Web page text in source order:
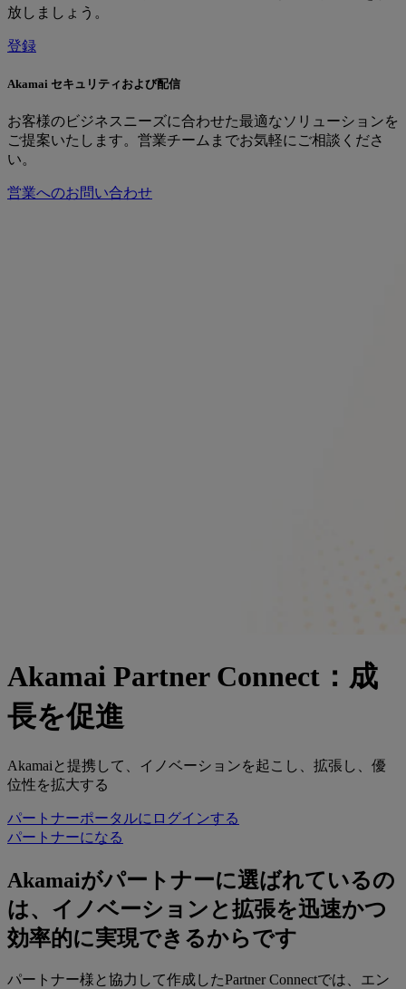
放しましょう。
登録
Akamai セキュリティおよび配信
お客様のビジネスニーズに合わせた最適なソリューションを
ご提案いたします。営業チームまでお気軽にご相談くださ
い。
営業へのお問い合わせ
Akamai Partner Connect：成
長を促進
Akamaiと提携して、イノベーションを起こし、拡張し、優
位性を拡大する
パートナーポータルにログインする
パートナーになる
Akamaiがパートナーに選ばれているの
は、イノベーションと拡張を迅速かつ
効率的に実現できるからです
パートナー様と協力して作成したPartner Connectでは、エン